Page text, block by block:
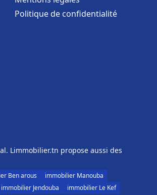
Politique de confidentialité
Limmobilier.tn propose aussi des
Ben arous
immobilier Manouba
immobilier Jendouba immobilier Le Kef